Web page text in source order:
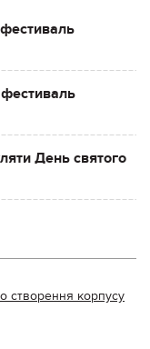
фестиваль
фестиваль
День святого